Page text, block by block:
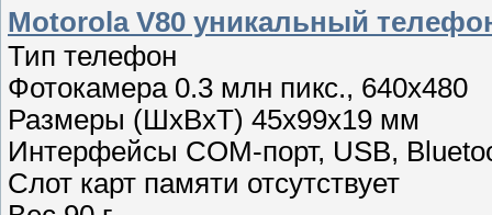
Motorola V80 уникальный
Тип телефон
Фотокамера 0.3 млн пикс., 640x480
Размеры (ШxВxТ) 45x99x19 мм
Интерфейсы COM-порт, USB,
Слот карт памяти отсутствует